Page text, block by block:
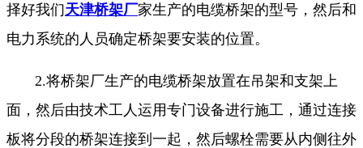
择好我们天津桥架厂家生产的电缆桥架的型号，然后和
电力系统的人员确定桥架要安装的位置。
2.将桥架厂生产的电缆桥架放置在吊架和支架上
面，然后由技术工人运用专门设备进行施工，通过连接
板将分段的桥架连接到一起，然后螺栓需要从内侧往外